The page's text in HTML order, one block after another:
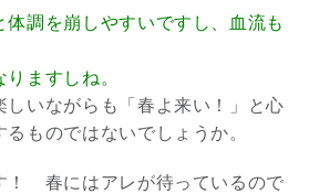
体調を崩しやすいですし、血流も
ますしね。
しいながらも「春よ来い！」と心
ものではないでしょうか。
春にはアレが待っているので